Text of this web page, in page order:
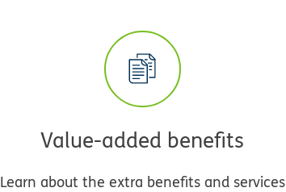
Value-added benefits
Learn about the extra benefits and services